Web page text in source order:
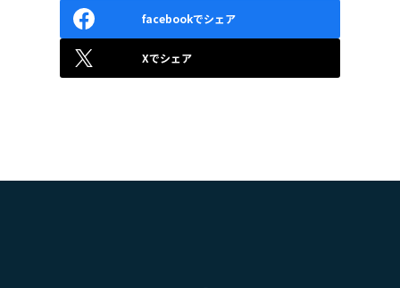
facebookでシェア
Xでシェア